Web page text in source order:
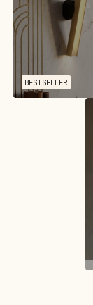
BESTSELLER